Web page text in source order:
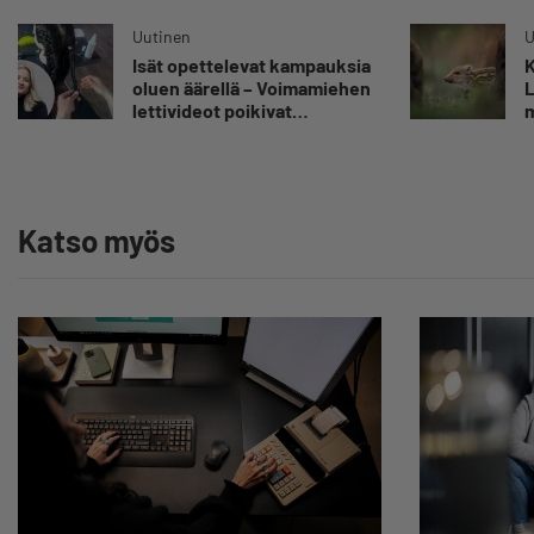
omansa
Uutinen
Isät opettelevat kampauksia
oluen äärellä – Voimamiehen
lettivideot poikivat
Katso myös